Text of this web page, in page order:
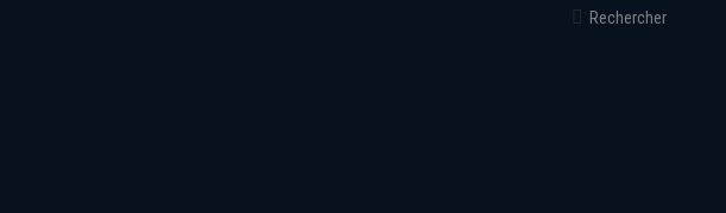
Recherche
Rechercher